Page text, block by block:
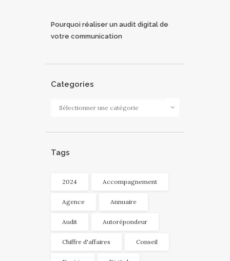
Pourquoi réaliser un audit digital de
votre communication
Categories
Tags
2024 Accompagnement
Agence Annuaire
Audit Autorépondeur
Chiffre d'affaires Conseil